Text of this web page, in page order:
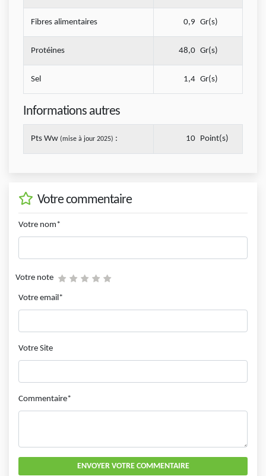
Fibres alimentaires 0,9 Gr(s)
Protéines 48,0 Gr(s)
Sel 1,4 Gr(s)
Informations autres
Pts Ww (mise à jour 2025) : 10 Point(s)
Votre commentaire
Votre nom*
Votre note
Votre email*
Votre Site
Commentaire*
ENVOYER VOTRE COMMENTAIRE